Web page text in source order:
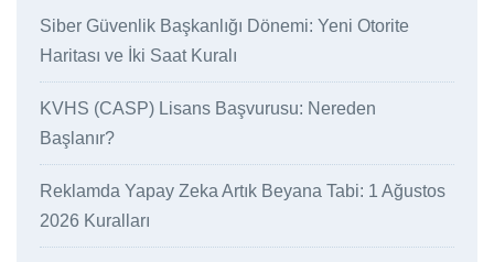
Siber Güvenlik Başkanlığı Dönemi: Yeni Otorite
Haritası ve İki Saat Kuralı
KVHS (CASP) Lisans Başvurusu: Nereden
Başlanır?
Reklamda Yapay Zeka Artık Beyana Tabi: 1 Ağustos
2026 Kuralları